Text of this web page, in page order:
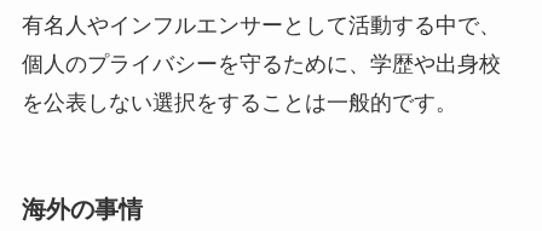
有名人やインフルエンサーとして活動する中で、
個人のプライバシーを守るために、学歴や出身校
を公表しない選択をすることは一般的です。
海外の事情